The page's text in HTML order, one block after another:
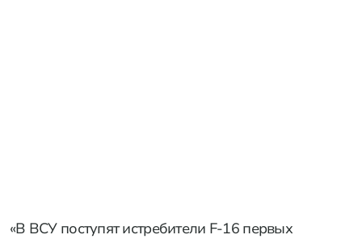
«В ВСУ поступят истребители F-16 первых